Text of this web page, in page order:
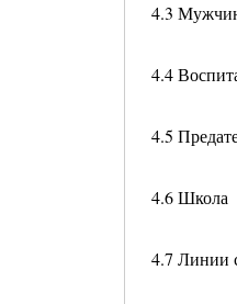
4.3
4.4
4.5
4.6 Школа
4.7 Линии